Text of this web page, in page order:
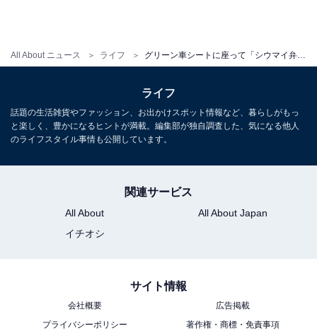
All About ニュース ライフ
今回は東海道新幹線 のぞみ運行開始30周年記念というこ
とで、窓に向かってN700系新幹線グリーン車シートが設
ライフ
話題の生活雑貨やファッション、お出かけスポット情報など、暮らしがもっ
と楽しく、豊かになるヒントが満載。編集部が独自調査した、気になる他人
のライフスタイル事情も公開しています。
関連サービス
All About
All About Japan
イチオシ
サイト情報
会社概要
広告掲載
プライバシーポリシー
著作権・商標・免責事項